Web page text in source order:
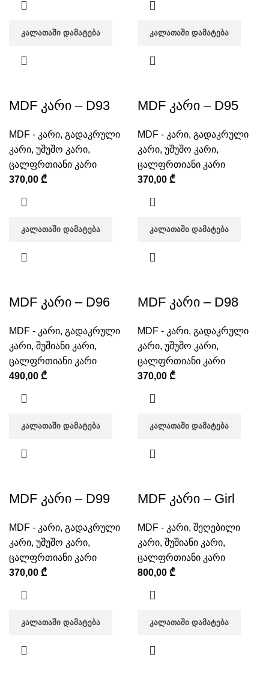
ᲙᲐᲚᲐᲗᲐᲨᲘ ᲓᲐᲛᲐᲢᲔᲑᲐ ᲙᲐᲚᲐᲗᲐᲨᲘ ᲓᲐᲛᲐᲢᲔᲑᲐ
MDF კარი – D93
MDF - კარი, გადაკრული
კარი, უშუშო კარი,
ცალფრთიანი კარი
370,00 ₾
ᲙᲐᲚᲐᲗᲐᲨᲘ ᲓᲐᲛᲐᲢᲔᲑᲐ
MDF კარი – D95
MDF - კარი, გადაკრული
კარი, უშუშო კარი,
ცალფრთიანი კარი
370,00 ₾
ᲙᲐᲚᲐᲗᲐᲨᲘ ᲓᲐᲛᲐᲢᲔᲑᲐ
MDF კარი – D96
MDF - კარი, გადაკრული
კარი, შუშიანი კარი,
ცალფრთიანი კარი
490,00 ₾
ᲙᲐᲚᲐᲗᲐᲨᲘ ᲓᲐᲛᲐᲢᲔᲑᲐ
MDF კარი – D98
MDF - კარი, გადაკრული
კარი, უშუშო კარი,
ცალფრთიანი კარი
370,00 ₾
ᲙᲐᲚᲐᲗᲐᲨᲘ ᲓᲐᲛᲐᲢᲔᲑᲐ
MDF კარი – D99
MDF - კარი, გადაკრული
კარი, უშუშო კარი,
ცალფრთიანი კარი
370,00 ₾
ᲙᲐᲚᲐᲗᲐᲨᲘ ᲓᲐᲛᲐᲢᲔᲑᲐ
MDF კარი – Girl
MDF - კარი, შეღებილი
კარი, შუშიანი კარი,
ცალფრთიანი კარი
800,00 ₾
ᲙᲐᲚᲐᲗᲐᲨᲘ ᲓᲐᲛᲐᲢᲔᲑᲐ